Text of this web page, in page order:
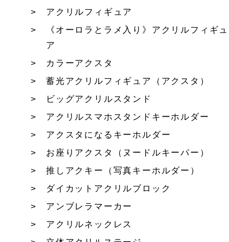
アクリルフィギュア
《オーロラとラメ入り》アクリルフィギュ
ア
カラーアクスタ
蓄光アクリルフィギュア（アクスタ）
ビッグアクリルスタンド
アクリルスマホスタンドキーホルダー
アクスタになるキーホルダー
お座りアクスタ（ヌードルキーパー）
推しアクキー（写真キーホルダー）
ダイカットアクリルブロック
アンブレラマーカー
アクリルネックレス